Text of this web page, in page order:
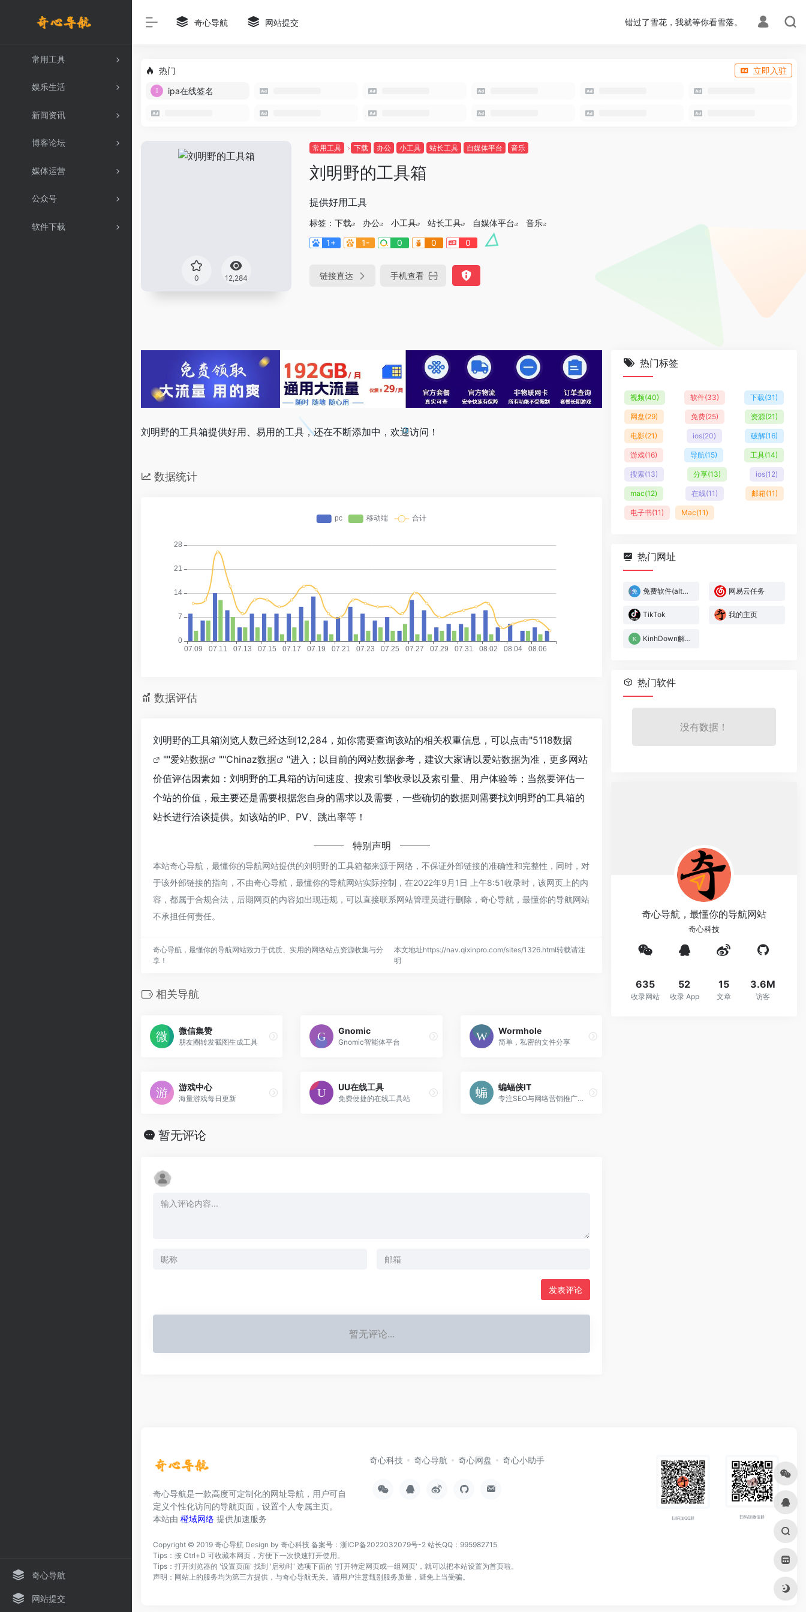
常用工具
娱乐生活
新闻资讯
博客论坛
媒体运营
公众号
软件下载
奇心导航
网站提交
奇心导航 网站提交 错过了雪花，我就等你看雪落。
热门
立即入驻
ipa在线签名
0 12,284
常用工具 下载 办公 小工具 站长工具 自媒体平台 音乐
刘明野的工具箱
提供好用工具
标签： 下载 办公 小工具 站长工具 自媒体平台
音乐
1+
1- 0 0 0
链接直达 手机查看
刘明野的工具箱提供好用、易用的工具，还在不断添加中，欢迎访问！
数据统计
数据评估
刘明野的工具箱浏览人数已经达到12,284，如你需要查询该站的相关权重信息，可以点击"5118数据
""爱站数据 ""Chinaz数据
"进入；以目前的网站数据参考，建议大家请以爱站数据为准，更多网站
价值评估因素如：刘明野的工具箱的访问速度、搜索引擎收录以及索引量、用户体验等；当然要评估一
个站的价值，最主要还是需要根据您自身的需求以及需要，一些确切的数据则需要找刘明野的工具箱的
站长进行洽谈提供。如该站的IP、PV、跳出率等！
特别声明
本站奇心导航，最懂你的导航网站提供的刘明野的工具箱都来源于网络，不保证外部链接的准确性和完整性，同时，对
于该外部链接的指向，不由奇心导航，最懂你的导航网站实际控制，在2022年9月1日 上午8:51收录时，该网页上的内
容，都属于合规合法，后期网页的内容如出现违规，可以直接联系网站管理员进行删除，奇心导航，最懂你的导航网站
不承担任何责任。
奇心导航，最懂你的导航网站致力于优质、实用的网络站点资源收集与分
享！
本文地址https://nav.qixinpro.com/sites/1326.html转载请注
明
相关导航
微信集赞
朋友圈转发截图生成工具
Gnomic
Gnomic智能体平台
Wormhole
简单，私密的文件分享
游戏中心
海量游戏每日更新
UU在线工具
免费便捷的在线工具站
蝙蝠侠IT
专注SEO与网络营销推广的自媒体博客
暂无评论
发表评论
暂无评论...
热门标签
视频(40) 软件(33) 下载(31)
网盘(29) 免费(25) 资源(21)
电影(21) ios(20) 破解(16)
游戏(16) 导航(15) 工具(14)
搜索(13) 分享(13) ios(12)
mac(12) 在线(11) 邮箱(11)
电子书(11) Mac(11)
热门网址
免费软件(alternativeto) 网易云任务
TikTok 我的主页
KinhDown解析下载
热门软件
没有数据！
奇心导航，最懂你的导航网站
奇心科技
635
收录网站
52
收录 App
15
文章
3.6M
访客
奇心导航是一款高度可定制化的网址导航，用户可自
定义个性化访问的导航页面，设置个人专属主页。
本站由 橙域网络 提供加速服务
奇心科技 奇心导航 奇心网盘 奇心小助手
扫码加QQ群 扫码加微信群
Copyright © 2019 奇心导航 Design by 奇心科技 备案号：浙ICP备2022032079号-2 站长QQ：995982715
Tips：按 Ctrl+D 可收藏本网页，方便下一次快速打开使用。
Tips：打开浏览器的 '设置页面' 找到 '启动时' 选项下面的 '打开特定网页或一组网页'，就可以把本站设置为首页啦。
声明：网站上的服务均为第三方提供，与奇心导航无关。请用户注意甄别服务质量，避免上当受骗。